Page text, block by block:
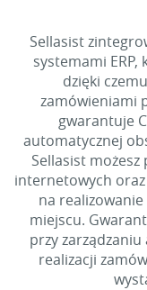
Sellasist
systemami
dzięki
zamówieniami
gwarantuje
automatycznej
Sellasist możesz
internetowych
na
miejscu.
przy
realizacji